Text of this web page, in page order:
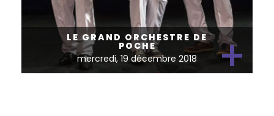
LE GRAND ORCHESTRE DE
POCHE
mercredi, 19 décembre 2018
+